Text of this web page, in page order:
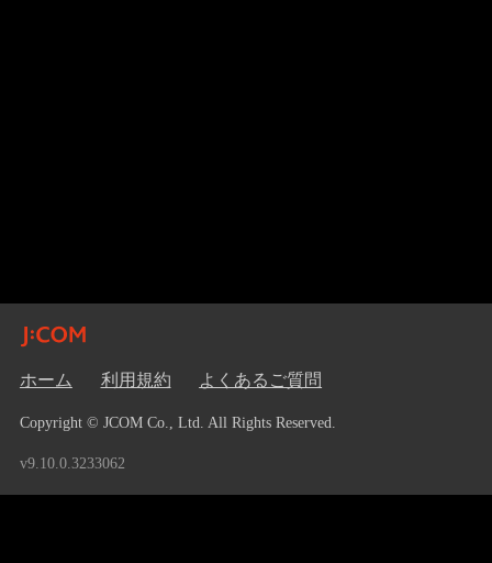
ホーム 利用規約 よくあるご質問
Copyright © JCOM Co., Ltd. All Rights Reserved.
v9.10.0.3233062